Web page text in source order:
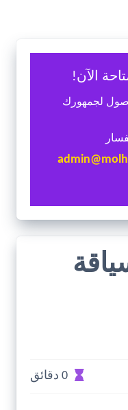
الآن!
لجمهورك
0 دقائق